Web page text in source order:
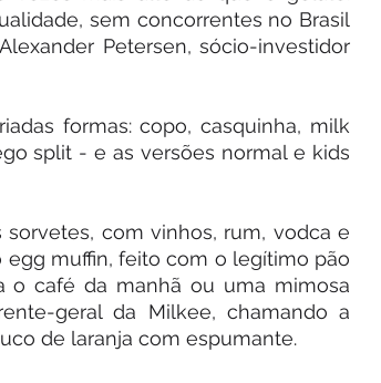
sem concorrentes no Brasil
Petersen, sócio-investidor
formas: copo, casquinha, milk
split - e as versões normal e kids
com vinhos, rum, vodca e
egg muffin, feito com o legítimo pão
o café da manhã ou uma mimosa
geral da Milkee, chamando a
de laranja com espumante.